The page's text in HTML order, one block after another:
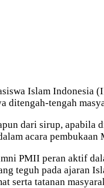
Islam Indonesia
ditengah-tengah
dari sirup,
acara
PMII peran aktif
teguh pada ajaran
serta tatanan